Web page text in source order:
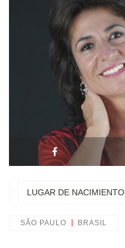
LUGAR DE NACIMIENTO
SÃO PAULO BRASIL